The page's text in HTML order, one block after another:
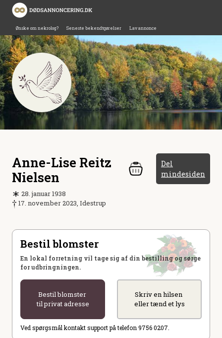
Ønske om nekrolog? Seneste bekendtgørelser Lav annonce
Anne-Lise Reitz
Nielsen
Del
mindesiden
28. januar 1938
17. november 2023, Idestrup
Bestil blomster
En lokal forretning vil tage sig af din bestilling og sørge
for udbringningen.
Bestil blomster
til privat adresse
Skriv en hilsen
eller tænd et lys
Ved spørgsmål kontakt support på telefon 9756 0207.